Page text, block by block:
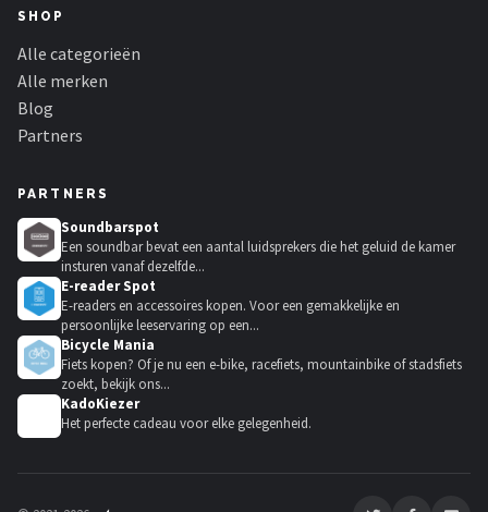
SHOP
Alle categorieën
Alle merken
Blog
Partners
PARTNERS
Soundbarspot
Een soundbar bevat een aantal luidsprekers die het geluid de kamer
insturen vanaf dezelfde...
E-reader Spot
E-readers en accessoires kopen. Voor een gemakkelijke en
persoonlijke leeservaring op een...
Bicycle Mania
Fiets kopen? Of je nu een e-bike, racefiets, mountainbike of stadsfiets
zoekt, bekijk ons...
KadoKiezer
Het perfecte cadeau voor elke gelegenheid.